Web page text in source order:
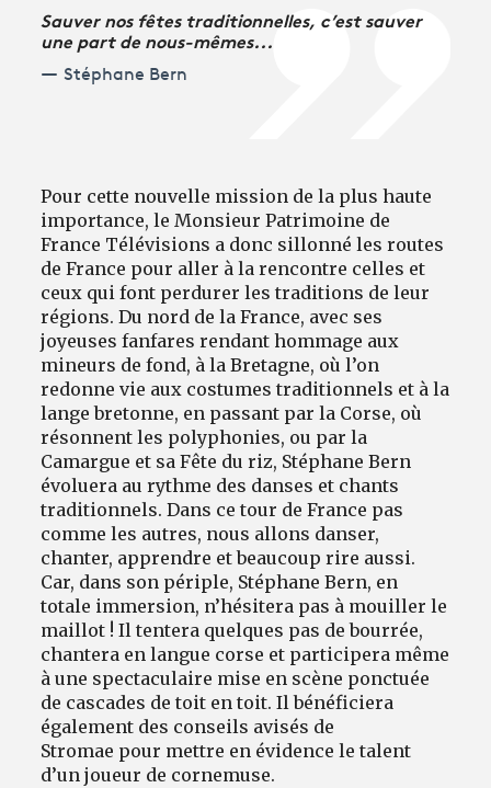
Sauver nos fêtes traditionnelles, c’est sauver
une part de nous-mêmes...
Stéphane Bern
Pour cette nouvelle mission de la plus haute
importance, le Monsieur Patrimoine de
France Télévisions a donc sillonné les routes
de France pour aller à la rencontre celles et
ceux qui font perdurer les traditions de leur
régions. Du nord de la France, avec ses
joyeuses fanfares rendant hommage aux
mineurs de fond, à la Bretagne, où l’on
redonne vie aux costumes traditionnels et à la
lange bretonne, en passant par la Corse, où
résonnent les polyphonies, ou par la
Camargue et sa Fête du riz, Stéphane Bern
évoluera au rythme des danses et chants
traditionnels. Dans ce tour de France pas
comme les autres, nous allons danser,
chanter, apprendre et beaucoup rire aussi.
Car, dans son périple, Stéphane Bern, en
totale immersion, n’hésitera pas à mouiller le
maillot ! Il tentera quelques pas de bourrée,
chantera en langue corse et participera même
à une spectaculaire mise en scène ponctuée
de cascades de toit en toit. Il bénéficiera
également des conseils avisés de
Stromae pour mettre en évidence le talent
d’un joueur de cornemuse.